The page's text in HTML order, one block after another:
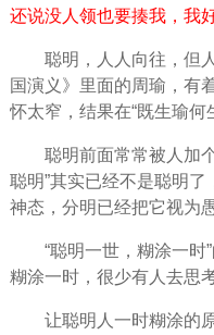
还说没人领也要揍我，我
聪明，人人向往，但
国演义》里面的周瑜，有
怀太窄，结果在“既生瑜何
聪明前面常常被人加
聪明”其实已经不是聪明了
神态，分明已经把它视为
“聪明一世，糊涂一时
糊涂一时，很少有人去思
让聪明人一时糊涂的